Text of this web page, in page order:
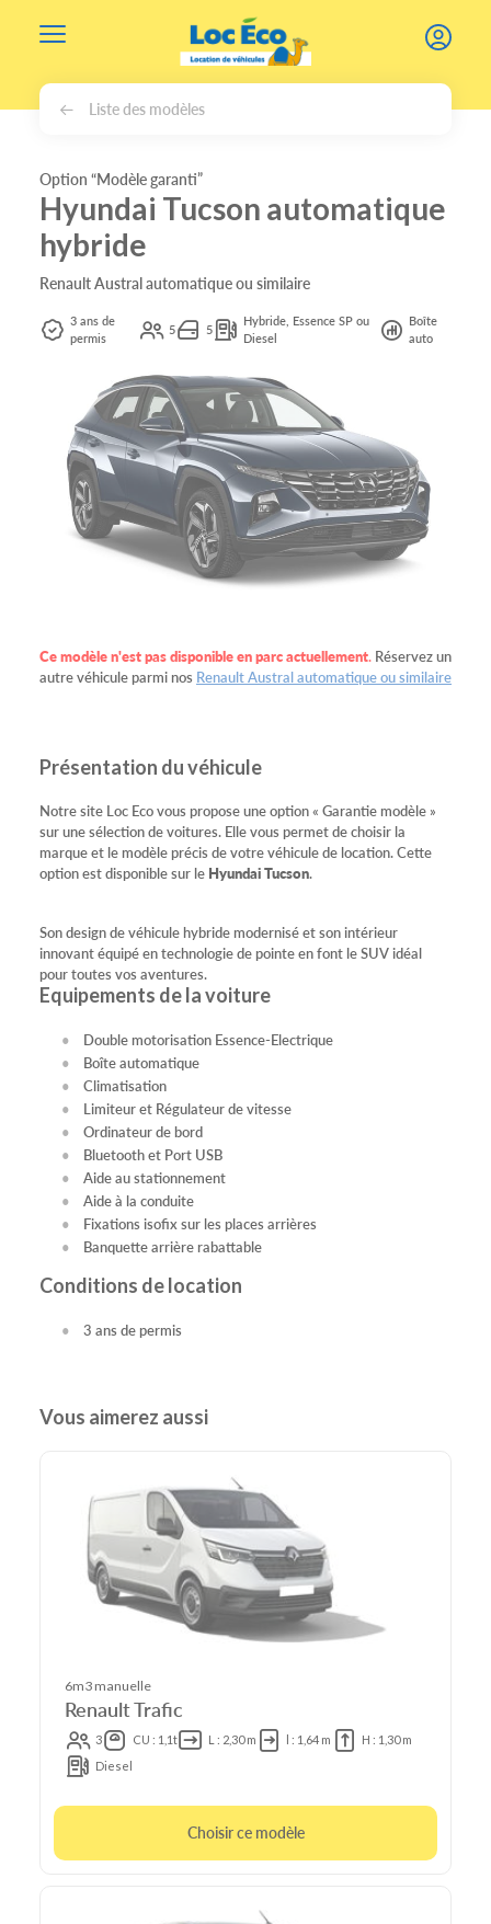
Liste des modèles
Option “Modèle garanti”
Hyundai Tucson automatique
hybride
Renault Austral automatique ou similaire
3 ans de
permis
5 5
Hybride, Essence SP ou
Diesel
Boîte
auto
Ce modèle n'est pas disponible en parc actuellement. Réservez un
autre véhicule parmi nos Renault Austral automatique ou similaire
Présentation du véhicule
Notre site Loc Eco vous propose une option « Garantie modèle »
sur une sélection de voitures. Elle vous permet de choisir la
marque et le modèle précis de votre véhicule de location. Cette
option est disponible sur le Hyundai Tucson.
Son design de véhicule hybride modernisé et son intérieur
innovant équipé en technologie de pointe en font le SUV idéal
pour toutes vos aventures.
Equipements de la voiture
Double motorisation Essence-Electrique
Boîte automatique
Climatisation
Limiteur et Régulateur de vitesse
Ordinateur de bord
Bluetooth et Port USB
Aide au stationnement
Aide à la conduite
Fixations isofix sur les places arrières
Banquette arrière rabattable
Conditions de location
3 ans de permis
Vous aimerez aussi
6m3 manuelle
Renault Trafic
3 CU : 1,1t L : 2,30 m l : 1,64 m
H : 1,30 m
Diesel
Choisir ce modèle